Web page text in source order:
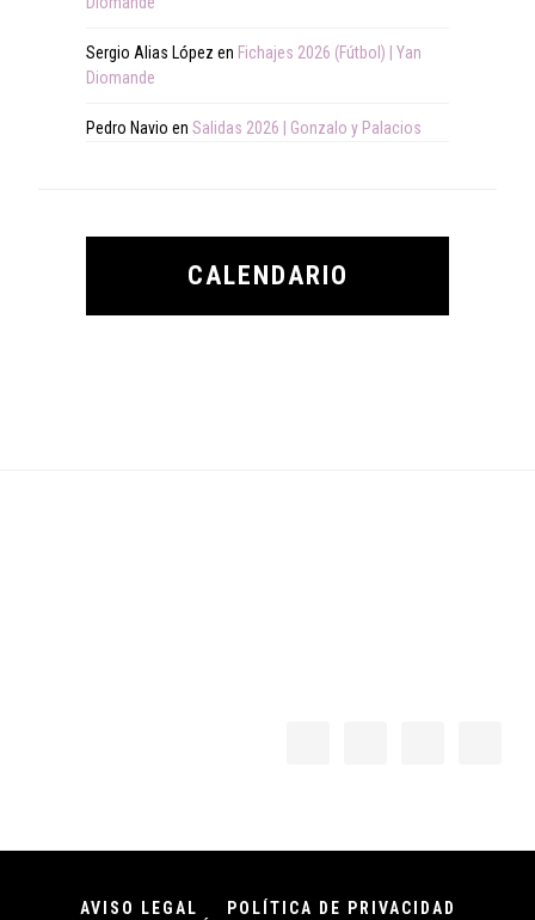
Sergio Alias López en Fichajes 2026 (Fútbol) | Yan
Diomande
Pedro Navio en Salidas 2026 | Gonzalo y Palacios
CALENDARIO
AVISO LEGAL
POLÍTICA DE PRIVACIDAD